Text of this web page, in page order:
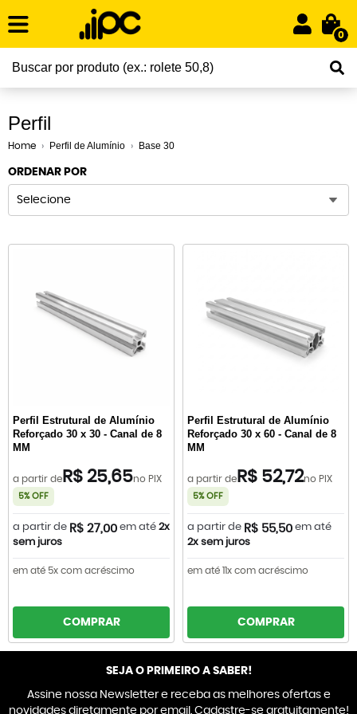
0
Perfil
Home Perfil de Alumínio Base 30
ORDENAR POR
Selecione
Perfil Estrutural de Alumínio
Reforçado 30 x 30 - Canal de 8
MM
a partir de R$ 25,65no PIX
5% OFF
a partir de R$ 27,00 em até 2x
sem juros
em até 5x com acréscimo
COMPRAR
Perfil Estrutural de Alumínio
Reforçado 30 x 60 - Canal de 8
MM
a partir de R$ 52,72no PIX
5% OFF
a partir de R$ 55,50 em até
2x sem juros
em até 11x com acréscimo
COMPRAR
SEJA O PRIMEIRO A SABER!
Assine nossa Newsletter e receba as melhores ofertas e
novidades diretamente por email. Cadastre-se gratuitamente!